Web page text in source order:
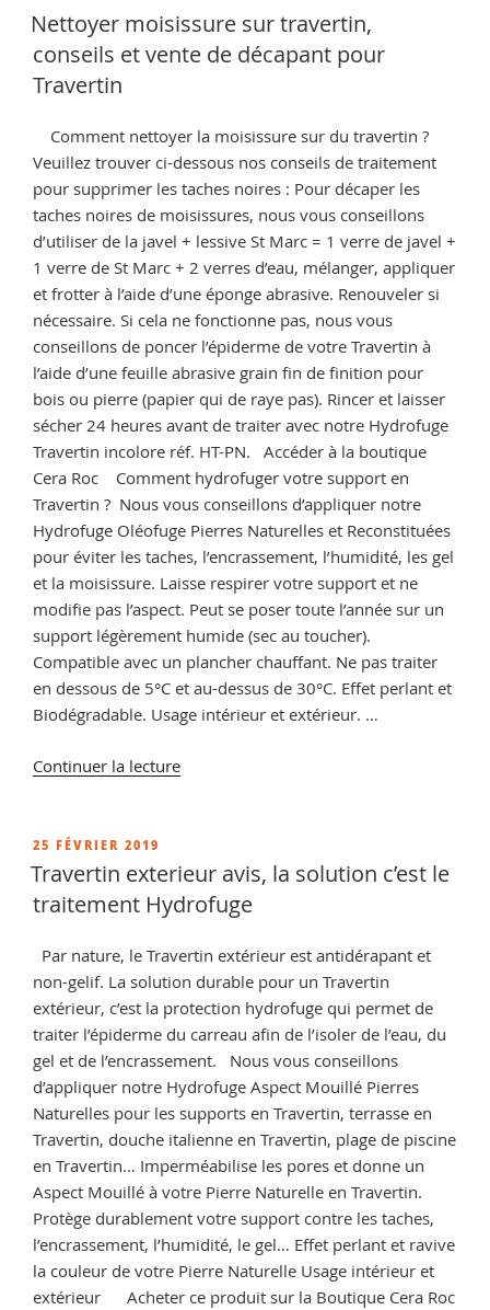
et
Tomette
LE
Nettoyer moisissure sur travertin,
conseils et vente de décapant pour
Travertin
Comment nettoyer la moisissure sur du travertin ?
Veuillez trouver ci-dessous nos conseils de traitement
pour supprimer les taches noires : Pour décaper les
taches noires de moisissures, nous vous conseillons
d’utiliser de la javel + lessive St Marc = 1 verre de javel +
1 verre de St Marc + 2 verres d’eau, mélanger, appliquer
et frotter à l’aide d’une éponge abrasive. Renouveler si
nécessaire. Si cela ne fonctionne pas, nous vous
conseillons de poncer l’épiderme de votre Travertin à
l’aide d’une feuille abrasive grain fin de finition pour
bois ou pierre (papier qui de raye pas). Rincer et laisser
sécher 24 heures avant de traiter avec notre Hydrofuge
Travertin incolore réf. HT-PN. Accéder à la boutique
Cera Roc Comment hydrofuger votre support en
Travertin ? Nous vous conseillons d’appliquer notre
Hydrofuge Oléofuge Pierres Naturelles et Reconstituées
pour éviter les taches, l’encrassement, l’humidité, les gel
et la moisissure. Laisse respirer votre support et ne
modifie pas l’aspect. Peut se poser toute l’année sur un
support légèrement humide (sec au toucher).
Compatible avec un plancher chauffant. Ne pas traiter
en dessous de 5°C et au-dessus de 30°C. Effet perlant et
Biodégradable. Usage intérieur et extérieur. …
Continuer la lecturede
travertin,
conseils
vente
de
décapant
pour
Travertin »
PUBLIÉ
LE
25 FÉVRIER 2019
Travertin exterieur avis, la solution c’est le
traitement Hydrofuge
Par nature, le Travertin extérieur est antidérapant et
non-gelif. La solution durable pour un Travertin
extérieur, c’est la protection hydrofuge qui permet de
traiter l’épiderme du carreau afin de l’isoler de l’eau, du
gel et de l’encrassement. Nous vous conseillons
d’appliquer notre Hydrofuge Aspect Mouillé Pierres
Naturelles pour les supports en Travertin, terrasse en
Travertin, douche italienne en Travertin, plage de piscine
en Travertin… Imperméabilise les pores et donne un
Aspect Mouillé à votre Pierre Naturelle en Travertin.
Protège durablement votre support contre les taches,
l’encrassement, l’humidité, le gel… Effet perlant et ravive
la couleur de votre Pierre Naturelle Usage intérieur et
extérieur Acheter ce produit sur la Boutique Cera Roc